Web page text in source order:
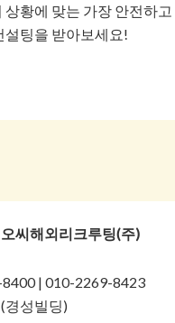
황에 맞는 가장 안전하
설팅을 받아보세요!
씨해외리크루팅(주)
| 010-2269-8423
경성빌딩)